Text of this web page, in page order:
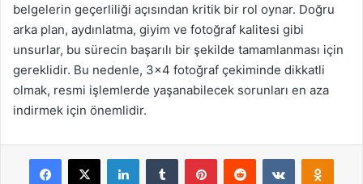
belgelerin geçerliliği açısından kritik bir rol oynar. Doğru
arka plan, aydınlatma, giyim ve fotoğraf kalitesi gibi
unsurlar, bu sürecin başarılı bir şekilde tamamlanması için
gereklidir. Bu nedenle, 3×4 fotoğraf çekiminde dikkatli
olmak, resmi işlemlerde yaşanabilecek sorunları en aza
indirmek için önemlidir.
Facebook
X LinkedInTumblr PinterestReddit VKontakte